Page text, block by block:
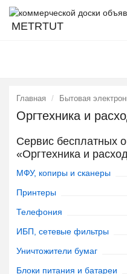
METRTUT
Главная Бытовая
Оргтехника и
Сервис бесплатных
«Оргтехника и
МФУ, копиры и сканеры
Принтеры
Телефония
ИБП, сетевые фильтры
Уничтожители бумаг
Блоки питания и батареи